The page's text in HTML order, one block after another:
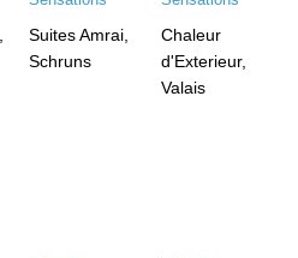
Suites Amrai,
Schruns
Chaleur
d'Exterieur,
Valais